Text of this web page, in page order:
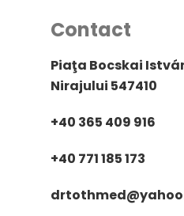
Contact
Piaţa Bocskai
Nirajului 547410
+40 365 409 916
+40 771 185 173